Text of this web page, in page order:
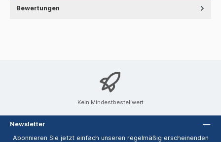
Bewertungen
Kein Mindestbestellwert
Newsletter
Abonnieren Sie jetzt einfach unseren regelmäßig erscheinenden